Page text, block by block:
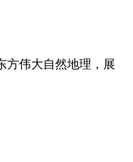
伟大自然地理，展